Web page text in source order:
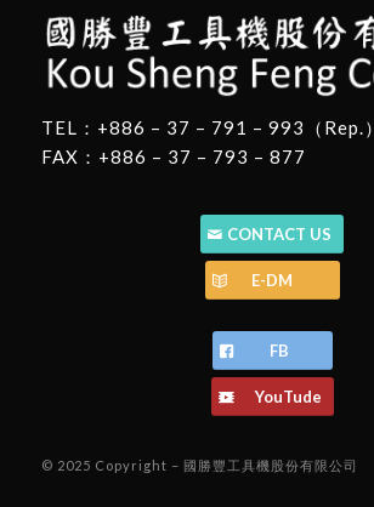
TEL：+886 – 37 – 791 – 993（Rep.）
FAX：+886 – 37 – 793 – 877
CONTACT US
E-DM
FB
YouTude
© 2025 Copyright – 國勝豐工具機股份有限公司